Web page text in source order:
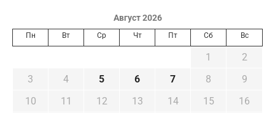
Август 2026
Пн Вт Ср Чт Пт Сб Вс
1
2
3
4 5 6 7 8
9
10
11 12 13 14 15
16